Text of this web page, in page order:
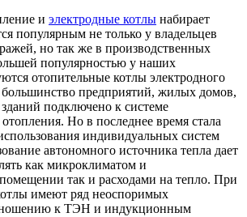
и электродные котлы набирает
популярным не только у владельцев
но так же в производственных
популярностью у наших
отопительные котлы электродного
предприятий, жилых домов,
подключено к системе
Но в последнее время стала
индивидуальных систем
автономного источника тепла дает
как микроклиматом и
так и расходами на тепло. При
имеют ряд неоспоримых
к ТЭН и индукционным